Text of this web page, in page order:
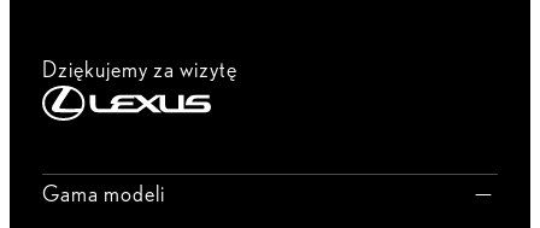
Dziękujemy za wizytę
Gama modeli